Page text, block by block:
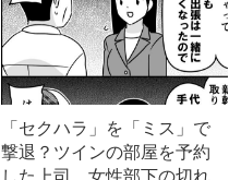
「セクハラ」を「ミス」で
撃退？ツインの部屋を予約